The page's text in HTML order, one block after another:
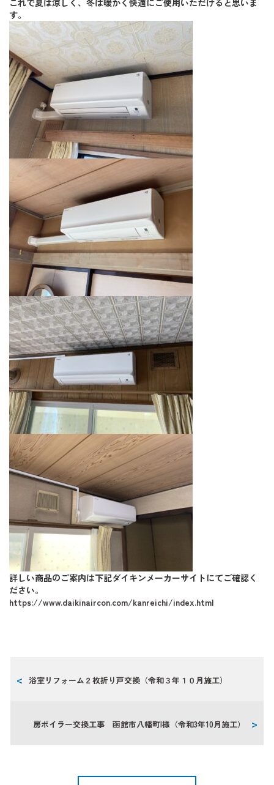
す。
詳しい商品のご案内は下記ダイキンメーカーサイトにてご確認く
ださい。
https://www.daikinaircon.com/kanreichi/index.html
浴室リフォーム２枚折り戸交換（令和３年１０月施工）
房ボイラー交換工事 函館市八幡町I様（令和3年10月施工）